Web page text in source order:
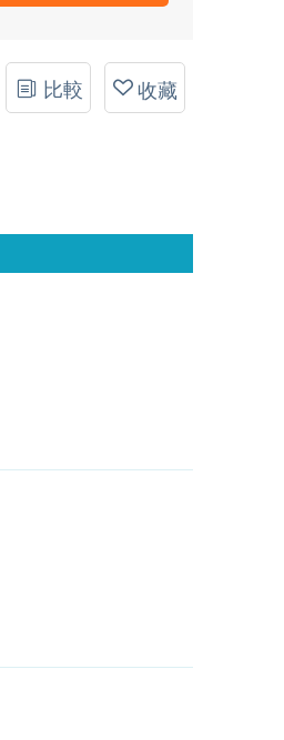
比較 收藏